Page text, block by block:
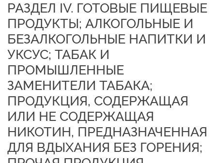
РАЗДЕЛ IV. ГОТОВЫЕ ПИЩЕВЫЕ
ПРОДУКТЫ; АЛКОГОЛЬНЫЕ И
БЕЗАЛКОГОЛЬНЫЕ НАПИТКИ И
УКСУС; ТАБАК И
ПРОМЫШЛЕННЫЕ
ЗАМЕНИТЕЛИ ТАБАКА;
ПРОДУКЦИЯ, СОДЕРЖАЩАЯ
ИЛИ НЕ СОДЕРЖАЩАЯ
НИКОТИН, ПРЕДНАЗНАЧЕННАЯ
ДЛЯ ВДЫХАНИЯ БЕЗ ГОРЕНИЯ;